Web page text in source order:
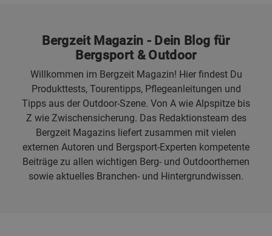
Bergzeit Magazin - Dein Blog für
Bergsport & Outdoor
Willkommen im Bergzeit Magazin! Hier findest Du
Produkttests, Tourentipps, Pflegeanleitungen und
Tipps aus der Outdoor-Szene. Von A wie Alpspitze bis
Z wie Zwischensicherung. Das Redaktionsteam des
Bergzeit Magazins liefert zusammen mit vielen
externen Autoren und Bergsport-Experten kompetente
Beiträge zu allen wichtigen Berg- und Outdoorthemen
sowie aktuelles Branchen- und Hintergrundwissen.